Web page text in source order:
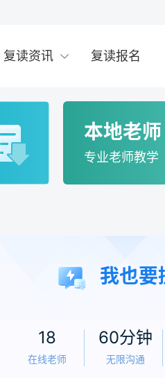
复读资讯 复读报名
本地老师
专业老师教学
我也要
18
在线老师
60分钟
无限沟通
2026年高考300分以下能
4小时前
高考200多分能上什么学校
分考生出路与复读分析
高考复读感受：真实经历与
（2026年）